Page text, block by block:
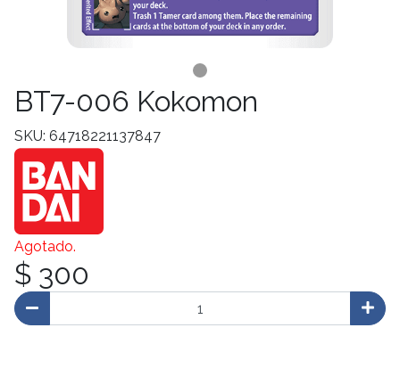
BT7-006 Kokomon
SKU: 64718221137847
Agotado.
$ 300